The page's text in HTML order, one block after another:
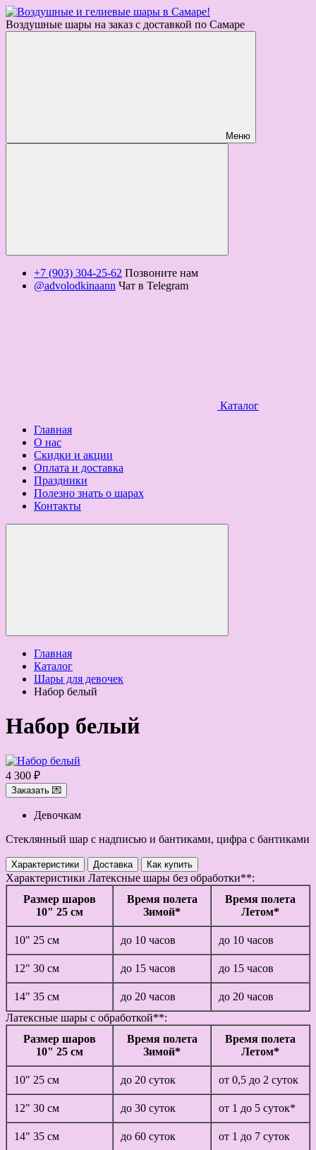
Воздушные шары на заказ с доставкой по Самаре
Меню
+7 (903) 304-25-62 Позвоните нам
@advolodkinaann Чат в Telegram
Каталог
Главная
О нас
Скидки и акции
Оплата и доставка
Праздники
Полезно знать о шарах
Контакты
Главная
Каталог
Шары для девочек
Набор белый
Набор белый
4 300 ₽
Заказать 💌
Девочкам
Стеклянный шар с надписью и бантиками, цифра с бантиками
Характеристики Доставка Как купить
Характеристики Латексные шары без обработки**:
Размер шаров
10" 25 см
Время полета
Зимой*
Время полета
Летом*
10" 25 см до 10 часов до 10 часов
12" 30 см до 15 часов до 15 часов
14" 35 см до 20 часов
до 20 часов
Латексные шары с обработкой**:
Размер шаров
10" 25 см
Время полета
Зимой*
Время полета
Летом*
10" 25 см до 20 суток от 0,5 до 2 суток
12" 30 см до 30 суток от 1 до 5 суток*
14" 35 см до 60 суток
от 1 до 7 суток